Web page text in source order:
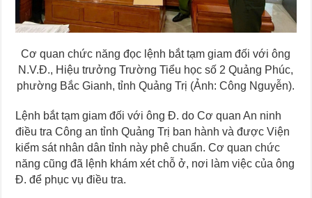
Cơ quan chức năng đọc lệnh bắt tạm giam đối với ông
N.V.Đ., Hiệu trưởng Trường Tiểu học số 2 Quảng Phúc,
phường Bắc Gianh, tỉnh Quảng Trị (Ảnh: Công Nguyễn).
Lệnh bắt tạm giam đối với ông Đ. do Cơ quan An ninh
điều tra Công an tỉnh Quảng Trị ban hành và được Viện
kiểm sát nhân dân tỉnh này phê chuẩn. Cơ quan chức
năng cũng đã lệnh khám xét chỗ ở, nơi làm việc của ông
Đ. để phục vụ điều tra.